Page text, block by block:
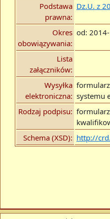
Podstawa
prawna:
Dz.U. z
Okres
obowiązywania:
od:
Lista
załączników:
Wysyłka
elektroniczna: systemu
Rodzaj podpisu:
Schema (XSD): http://